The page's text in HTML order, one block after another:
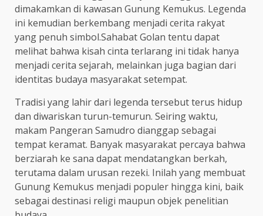
dimakamkan di kawasan Gunung Kemukus. Legenda
ini kemudian berkembang menjadi cerita rakyat
yang penuh simbol.Sahabat Golan tentu dapat
melihat bahwa kisah cinta terlarang ini tidak hanya
menjadi cerita sejarah, melainkan juga bagian dari
identitas budaya masyarakat setempat.
Tradisi yang lahir dari legenda tersebut terus hidup
dan diwariskan turun-temurun. Seiring waktu,
makam Pangeran Samudro dianggap sebagai
tempat keramat. Banyak masyarakat percaya bahwa
berziarah ke sana dapat mendatangkan berkah,
terutama dalam urusan rezeki. Inilah yang membuat
Gunung Kemukus menjadi populer hingga kini, baik
sebagai destinasi religi maupun objek penelitian